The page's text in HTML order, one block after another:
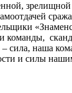
зрелищной
команды,
сила, наша
и силы